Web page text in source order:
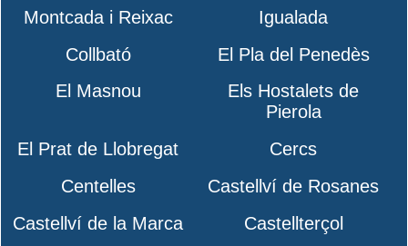
Montcada i Reixac
Igualada
Collbató
El Pla del Penedès
El Masnou
Els Hostalets de
Pierola
El Prat de Llobregat
Cercs
Centelles
Castellví de Rosanes
Castellví de la Marca
Castellterçol